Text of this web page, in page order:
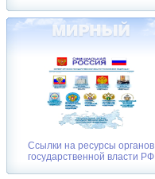
Ссылки на ресурсы органов
государственной власти РФ